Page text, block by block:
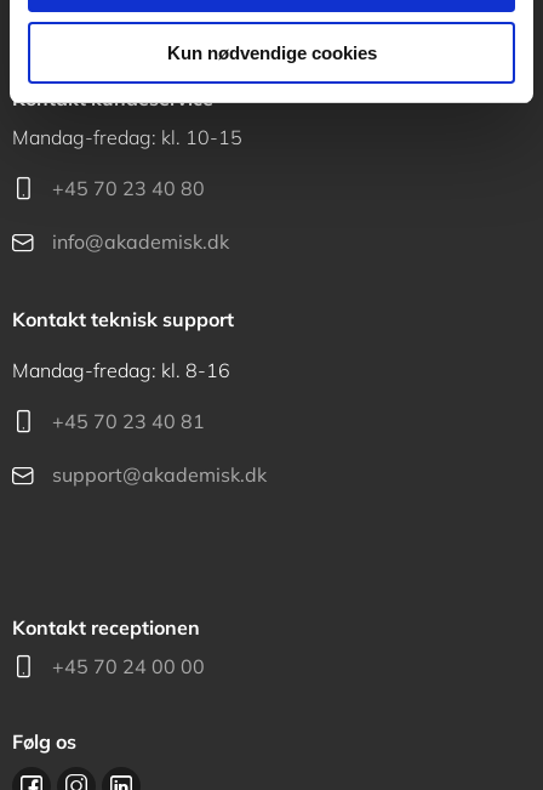
Kun nødvendige cookies
CVR 76351910
Kontakt kundeservice
Mandag-fredag: kl. 10-15
+45 70 23 40 80
info@akademisk.dk
Kontakt teknisk support
Mandag-fredag: kl. 8-16
+45 70 23 40 81
support@akademisk.dk
Kontakt receptionen
+45 70 24 00 00
Følg os